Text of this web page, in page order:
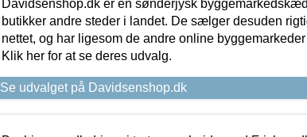
Davidsenshop.dk er en sønderjysk
butikker andre steder i landet. De sælger desuden
nettet, og har ligesom de andre online
Klik her for at se deres udvalg.
Se udvalget på Davidsenshop.dk